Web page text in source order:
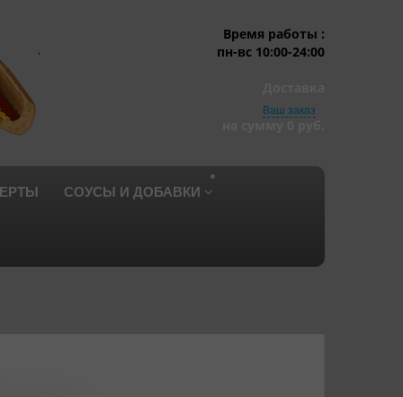
Время работы :
пн-вс 10:00-24:00
Ваш заказ
СОУСЫ И ДОБАВКИ